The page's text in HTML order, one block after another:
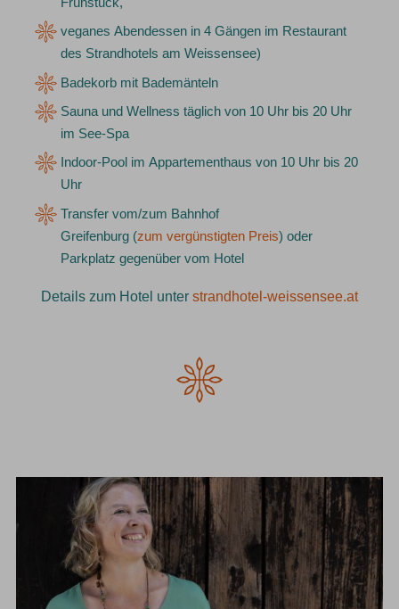
veganes Abendessen in 4 Gängen im Restaurant
des Strandhotels am Weissensee)
Badekorb mit Bademänteln
Sauna und Wellness täglich von 10 Uhr bis 20 Uhr
im See-Spa
Indoor-Pool im Appartementhaus von 10 Uhr bis 20
Uhr
Transfer vom/zum Bahnhof
Greifenburg (zum vergünstigten Preis) oder
Parkplatz gegenüber vom Hotel
Details zum Hotel unter strandhotel-weissensee.at